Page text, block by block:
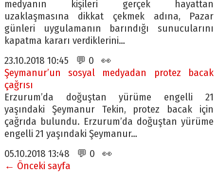
medyanın kişileri gerçek hayattan
uzaklaşmasına dikkat çekmek adına, Pazar
günleri uygulamanın barındığı sunucularını
kapatma kararı verdiklerini…
23.10.2018 10:45 💬 0 👀
Şeymanur’un sosyal medyadan protez bacak
çağrısı
Erzurum’da doğuştan yürüme engelli 21
yaşındaki Şeymanur Tekin, protez bacak için
çağrıda bulundu. Erzurum’da doğuştan yürüme
engelli 21 yaşındaki Şeymanur…
05.10.2018 13:48 💬 0 👀
← Önceki sayfa